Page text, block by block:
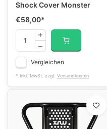
Shock Cover Monster
€58,00*
Vergleichen
* Inkl. MwSt. zzgl. Versandkosten